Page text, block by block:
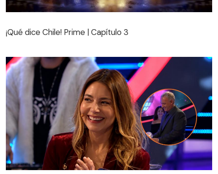
¡Qué dice Chile! Prime | Capítulo 3